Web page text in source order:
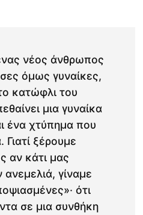
νέος άνθρωπος
όμως γυναίκες,
κατώφλι του
μια γυναίκα
ένα χτύπημα που
Γιατί ξέρουμε
αν κάτι μας
ανεμελιά, γίναμε
ότι
σε μια συνθήκη